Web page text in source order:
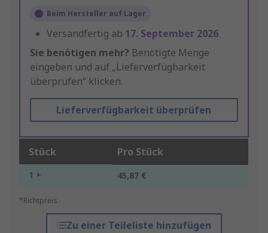
Beim Hersteller auf Lager
Versandfertig ab 17. September 2026
Sie benötigen mehr? Benötigte Menge
eingeben und auf „Lieferverfügbarkeit
überprüfen“ klicken.
Lieferverfügbarkeit überprüfen
Stück Pro Stück
1 + 45,87 €
*Richtpreis
Zu einer Teileliste hinzufügen